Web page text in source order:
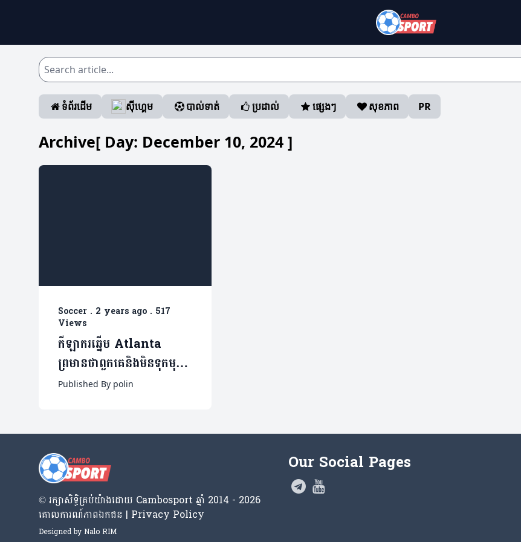
ទំព័រដើម ស៊ីហ្គេម បាល់ទាត់ ប្រដាល់ ផ្សេងៗ សុខភាព PR
Archive[ Day: December 10, 2024 ]
Soccer . 2 years ago . 517
Views
កីឡាករឆ្នើម Atlanta
ព្រមានថាពួកគេនិងមិនទុកមុខ
អោយ Real Madrid នោះ
Published By polin
© រក្សា​សិទ្ធិ​គ្រប់​យ៉ាង​ដោយ​ Cambosport ឆ្នាំ 2014 - 2026
គោលការណ៍​ភាព​ឯកជន | Privacy Policy
Designed by Nalo RIM
Our Social Pages